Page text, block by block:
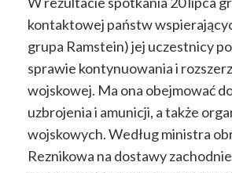
kontaktowej państw
grupa Ramstein) jej uczestnicy
sprawie kontynuowania i
wojskowej. Ma ona obejmować
uzbrojenia i amunicji, a także
wojskowych. Według ministra
Reznikowa na dostawy